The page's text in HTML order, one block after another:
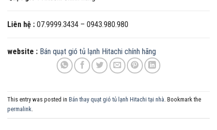
Liên hệ : 07.9999.3434 – 0943.980.980
website : Bán quạt gió tủ lạnh Hitachi chính hãng
This entry was posted in Bán thay quạt gió tủ lạnh Hitachi tại nhà. Bookmark the
permalink.